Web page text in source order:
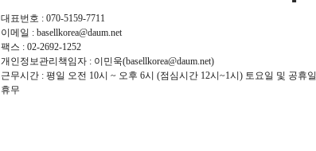
대표번호 : 070-5159-7711
이메일 : basellkorea@daum.net
팩스 : 02-2692-1252
개인정보관리책임자 : 이민욱(basellkorea@daum.net)
근무시간 : 평일 오전 10시 ~ 오후 6시 (점심시간 12시~1시) 토요일 및 공휴일
휴무